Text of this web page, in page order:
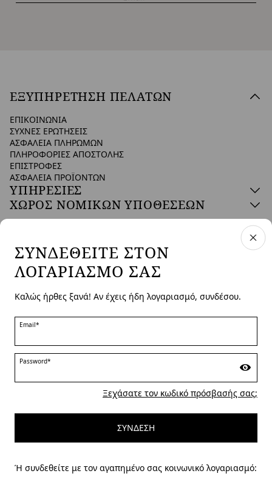
ΕΞΥΠΗΡΕΤΗΣΗ ΠΕΛΑΤΩΝ
ΕΠΙΚΟΙΝΩΝΙΑ
ΣΥΧΝΕΣ ΕΡΩΤΗΣΕΙΣ
ΑΣΦΑΛΕΙΑ ΠΛΗΡΩΜΩΝ
ΠΛΗΡΟΦΟΡΙΕΣ ΑΠΟΣΤΟΛΗΣ
ΕΠΙΣΤΡΟΦΕΣ
ΑΣΦΑΛΕΙΑ ΠΡΟΪΟΝΤΩΝ
ΥΠΗΡΕΣΙΕΣ
ΧΩΡΟΣ ΝΟΜΙΚΩΝ ΥΠΟΘΕΣΕΩΝ
ΧΏΡΑ ΚΑΙ ΓΛΏΣΣΑ
Greece | el
MARINA RINALDI
PERSONA
ΣΥΝΔΕΘΕΊΤΕ ΣΤΟΝ
ΛΟΓΑΡΙΑΣΜΌ ΣΑΣ
Καλώς ήρθες ξανά! Αν έχεις ήδη λογαριασμό, συνδέσου.
Email*
Password*
Ξεχάσατε τον κωδικό πρόσβασής σας;
ΣΎΝΔΕΣΗ
Ή συνδεθείτε με τον αγαπημένο σας κοινωνικό λογαριασμό: